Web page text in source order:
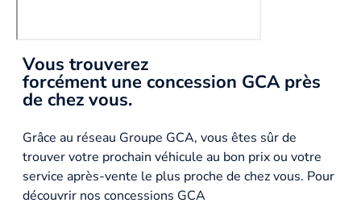
Vous trouverez
forcément une concession GCA près
de chez vous.
Grâce au réseau Groupe GCA, vous êtes sûr de
trouver votre prochain véhicule au bon prix ou votre
service après-vente le plus proche de chez vous. Pour
découvrir nos concessions GCA